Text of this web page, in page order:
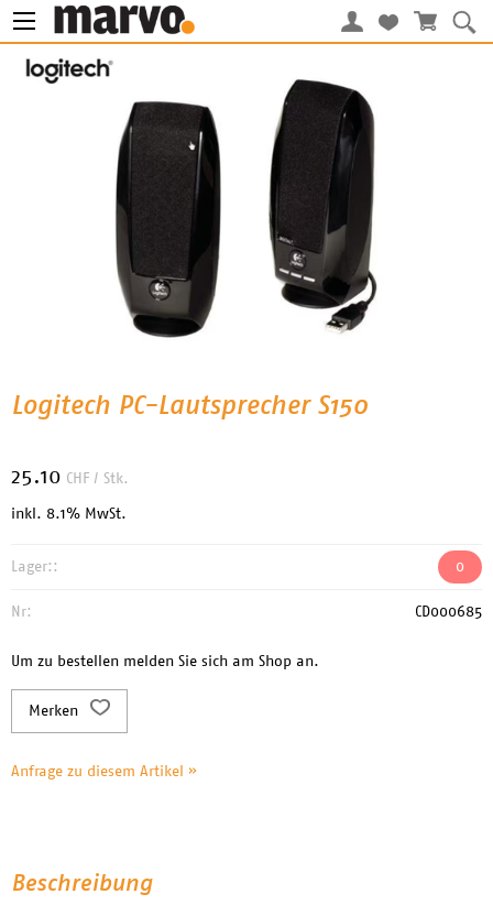
Logitech PC-Lautsprecher S150
25.10 CHF / Stk.
inkl. 8.1% MwSt.
Lager:: 0
Nr: CD000685
Um zu bestellen melden Sie sich am Shop an.
Merken
Anfrage zu diesem Artikel »
Beschreibung